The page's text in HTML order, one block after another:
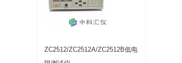
ZC2512/ZC2512A/ZC2512B低电